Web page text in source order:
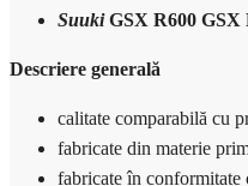
SuukiGSX R600 GSX
Descriere generală
calitate comparabilă cu
fabricate din materie
fabricate în conformitate